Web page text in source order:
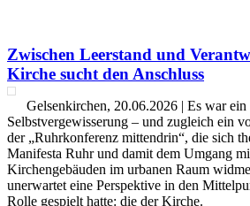
Zwischen Leerstand und
Kirche sucht den Anschluss
Gelsenkirchen, 20.06.2026 | Es war
Selbstvergewisserung – und zugleich ein
der „Ruhrkonferenz mittendrin“, die sich
Manifesta Ruhr und damit dem Umgang
Kirchengebäuden im urbanen Raum
unerwartet eine Perspektive in den
Rolle gespielt hatte: die der Kirche.